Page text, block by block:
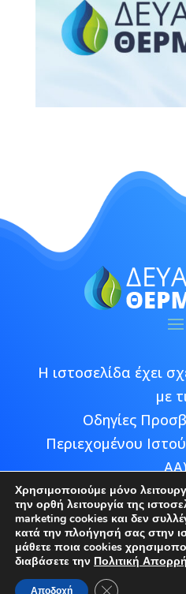
Η ιστοσελίδα έχει
με
Οδηγίες
Περιεχομένου
Copyright © 2026
Developed by
Χρησιμοποιούμε μόνο
την ορθή λειτουργία της
marketing cookies και δεν
κατά την πλοήγησή σας στην
μάθετε ποια cookies
διαβάσετε την Πολιτική
Αποδοχή Κλείσιμο του